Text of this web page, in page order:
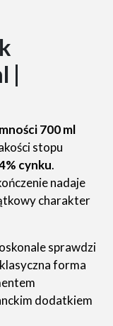
|
700 ml
stopu
cynku.
nadaje
charakter
sprawdzi
forma
dodatkiem